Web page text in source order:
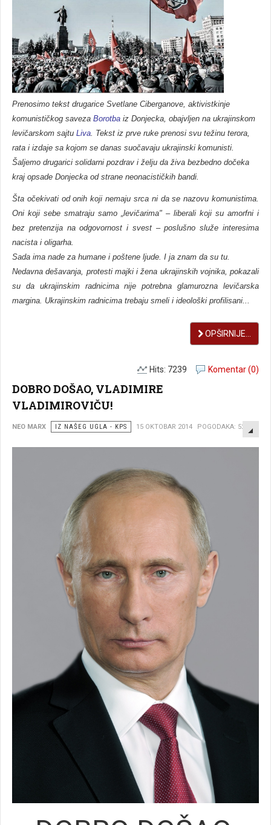
Prenosimo tekst drugarice Svetlane Ciberganove, aktivistkinje
komunističkog saveza Borotba iz Donjecka, obajvlјen na ukrajinskom
levičarskom sajtu Liva. Tekst iz prve ruke prenosi svu težinu terora,
rata i izdaje sa kojom se danas suočavaju ukrajinski komunisti.
Šalјemo drugarici solidarni pozdrav i želјu da živa bezbedno dočeka
kraj opsade Donjecka od strane neonacističkih bandi.
Šta očekivati od onih koji nemaju srca ni da se nazovu komunistima.
Oni koji sebe smatraju samo „levičarima" – liberali koji su amorfni i
bez pretenzija na odgovornost i svest – poslušno služe interesima
nacista i oligarha.
Sada ima nade za humane i poštene lјude. I ja znam da su tu.
Nedavna dešavanja, protesti majki i žena ukrajinskih vojnika, pokazali
su da ukrajinskim radnicima nije potrebna glamurozna levičarska
margina. Ukrajinskim radnicima trebaju smeli i ideološki profilisani...
OPŠIRNIJE...
Komentar (0)
Hits: 7239
DOBRO DOŠAO, VLADIMIRE
VLADIMIROVIČU!
NEO MARX IZ NAŠEG UGLA - KPS 15 OKTOBAR 2014 POGODAKA: 5245